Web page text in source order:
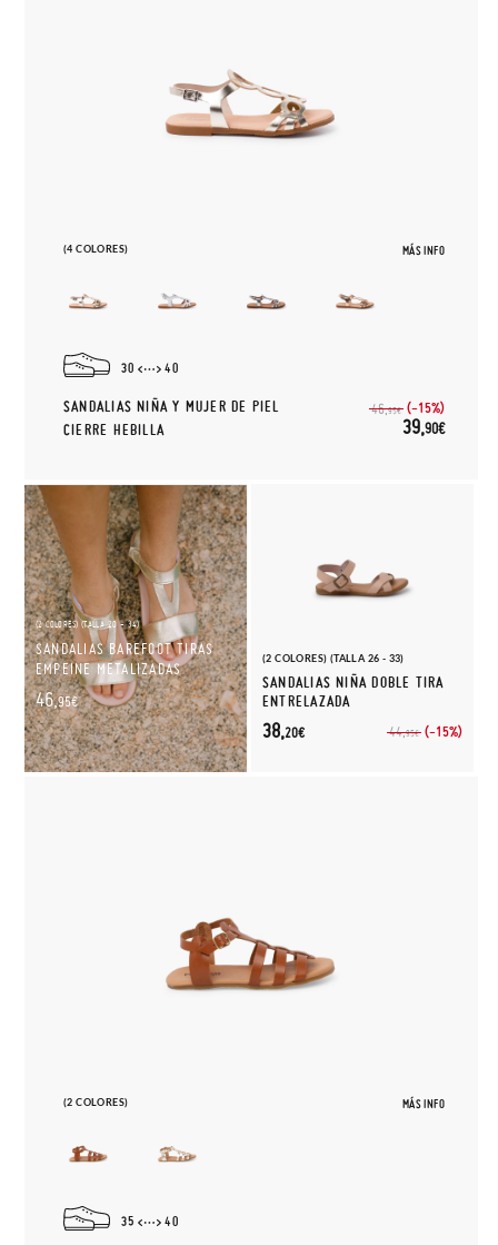
(4 COLORES) MÁS INFO
30 40
SANDALIAS NIÑA Y MUJER DE PIEL
CIERRE HEBILLA
46,95€ (-15%)
39,90€
(2 COLORES) (TALLA 20 - 34)
SANDALIAS BAREFOOT TIRAS
EMPEINE METALIZADAS
46,95€
(2 COLORES) (TALLA 26 - 33)
SANDALIAS NIÑA DOBLE TIRA
ENTRELAZADA
44,95€ (-15%)
38,20€
(2 COLORES) MÁS INFO
35 40